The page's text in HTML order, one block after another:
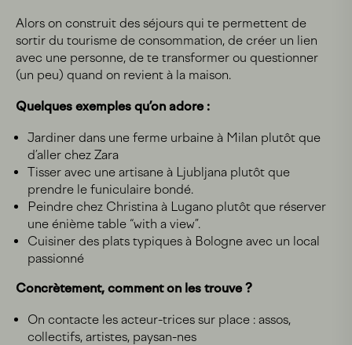
Alors on construit des séjours qui te permettent de
sortir du tourisme de consommation, de créer un lien
avec une personne, de te transformer ou questionner
(un peu) quand on revient à la maison.
Quelques exemples qu’on adore :
Jardiner dans une ferme urbaine à Milan plutôt que
d’aller chez Zara
Tisser avec une artisane à Ljubljana plutôt que
prendre le funiculaire bondé.
Peindre chez Christina à Lugano plutôt que réserver
une énième table “with a view”.
Cuisiner des plats typiques à Bologne avec un local
passionné
Concrètement, comment on les trouve ?
On contacte les acteur-trices sur place : assos,
collectifs, artistes, paysan-nes